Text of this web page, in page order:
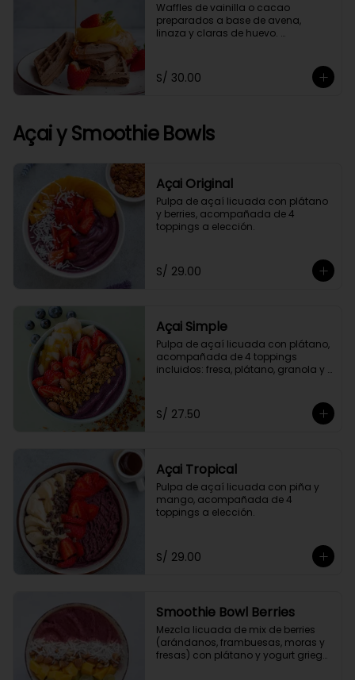
Waffles de vainilla o cacao
preparados a base de avena,
linaza y claras de huevo.
S/ 30.00
Açai y Smoothie Bowls
Açai Original
Pulpa de açaí licuada con plátano
y berries, acompañada de 4
toppings a elección.
S/ 29.00
Açai Simple
Pulpa de açaí licuada con plátano,
acompañada de 4 toppings
incluidos: fresa, plátano, granola y
S/ 27.50
Açai Tropical
Pulpa de açaí licuada con piña y
mango, acompañada de 4
toppings a elección.
S/ 29.00
Smoothie Bowl Berries
Mezcla licuada de mix de berries
(arándanos, frambuesas, moras y
fresas) con plátano y yogurt griego